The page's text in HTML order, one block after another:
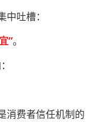
吐槽：
”。
消费者信任机制的